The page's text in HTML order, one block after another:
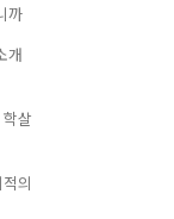
까
개
살
의